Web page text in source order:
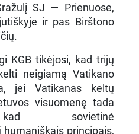
SJ — Prienuose,
ir pas Birštono
KGB tikėjosi, kad trijų
neigiamą Vatikano
jei Vatikanas keltų
visuomenę tada
sovietinė
principais,